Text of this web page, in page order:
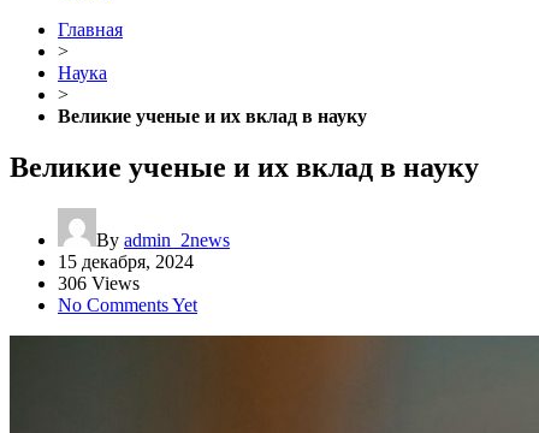
Главная
>
Наука
>
Великие ученые и их вклад в науку
Великие ученые и их вклад в науку
By admin_2news
15 декабря, 2024
306 Views
No Comments Yet